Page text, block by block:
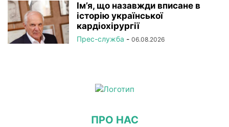
Ім’я, що назавжди вписане в
історію української
кардіохірургії
Прес-служба - 06.08.2026
ПРО НАС